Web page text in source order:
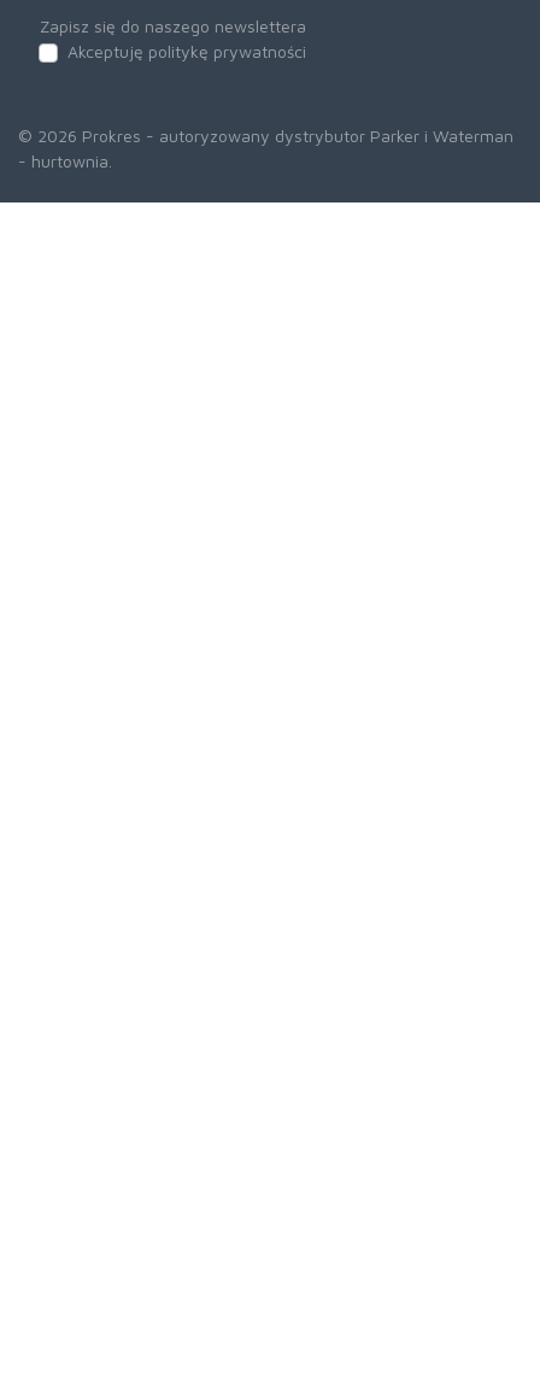
Zapisz się do naszego newslettera
Akceptuję politykę prywatności
© 2026 Prokres - autoryzowany dystrybutor Parker i Waterman
- hurtownia.